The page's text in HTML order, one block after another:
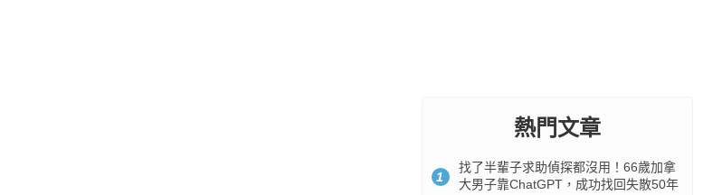
熱門文章
1
找了半輩子求助偵探都沒用！66歲加拿
大男子靠ChatGPT，成功找回失散50年